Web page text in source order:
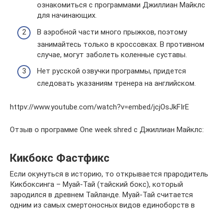
ознакомиться с программами Джиллиан Майклс
для начинающих.
В аэробной части много прыжков, поэтому
занимайтесь только в кроссовках. В противном
случае, могут заболеть коленные суставы.
Нет русской озвучки программы, придется
следовать указаниям тренера на английском.
httpv://www.youtube.com/watch?v=embed/jcjOsJkFIrE
Отзыв о программе One week shred с Джиллиан Майклс:
Кикбокс Фастфикс
Если окунуться в историю, то открывается прародитель
Кикбоксинга – Муай-Тай (тайский бокс), который
зародился в древнем Тайланде. Муай-Тай считается
одним из самых смертоносных видов единоборств в